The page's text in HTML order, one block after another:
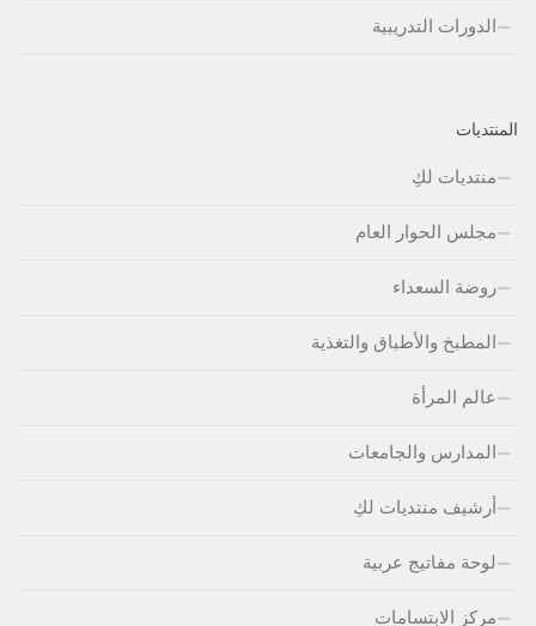
الدورات التدريبية
المنتديات
منتديات لكِ
مجلس الحوار العام
روضة السعداء
المطبخ والأطباق والتغذية
عالم المرأة
المدارس والجامعات
أرشيف منتديات لكِ
لوحة مفاتيج عربية
مركز الابتسامات